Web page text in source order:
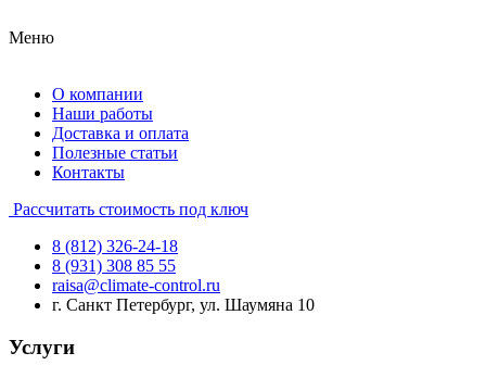
Меню
О компании
Наши работы
Доставка и оплата
Полезные статьи
Контакты
Рассчитать стоимость под ключ
8 (812) 326-24-18
8 (931) 308 85 55
raisa@climate-control.ru
г. Санкт Петербург, ул. Шаумяна 10
Услуги